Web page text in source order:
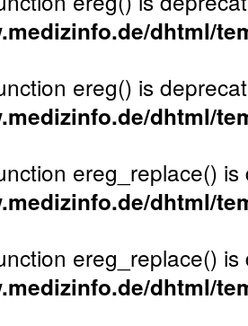
dhtml/
ereg() is
dhtml/
ereg_replace()
dhtml/
ereg_replace()
dhtml/